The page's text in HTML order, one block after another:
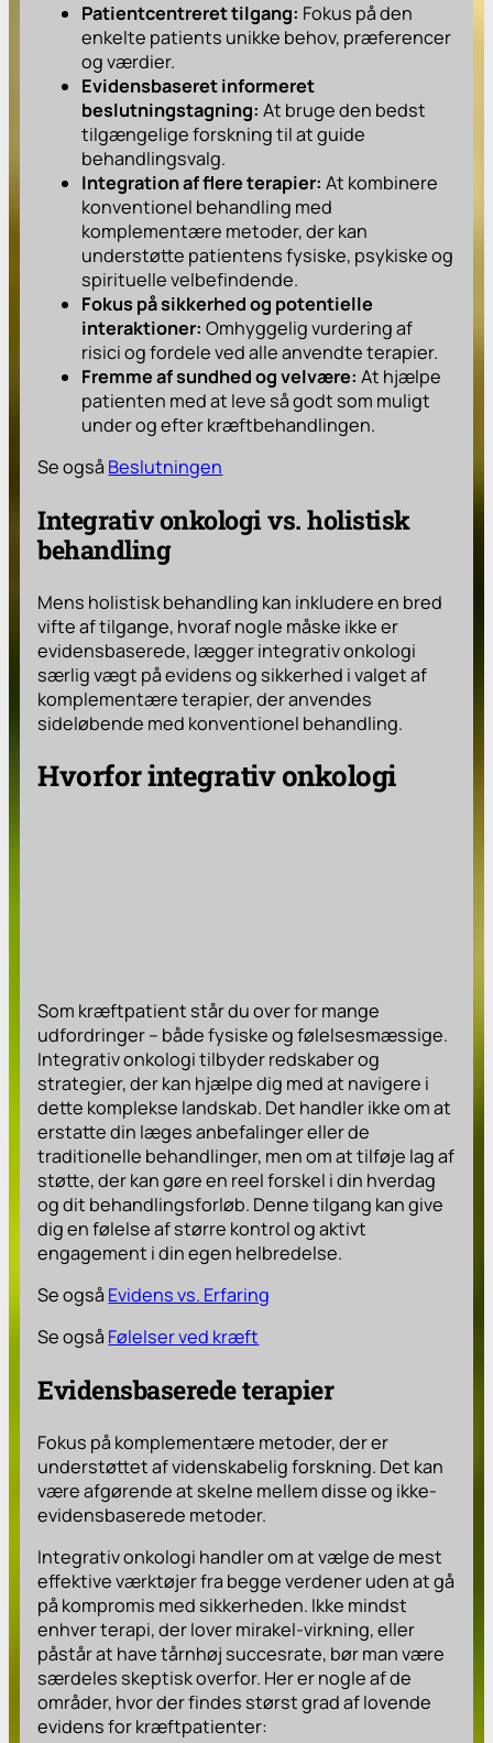
Patientcentreret tilgang: Fokus på den
enkelte patients unikke behov, præferencer
og værdier.
Evidensbaseret informeret
beslutningstagning: At bruge den bedst
tilgængelige forskning til at guide
behandlingsvalg.
Integration af flere terapier: At kombinere
konventionel behandling med
komplementære metoder, der kan
understøtte patientens fysiske, psykiske og
spirituelle velbefindende.
Fokus på sikkerhed og potentielle
interaktioner: Omhyggelig vurdering af
risici og fordele ved alle anvendte terapier.
Fremme af sundhed og velvære: At hjælpe
patienten med at leve så godt som muligt
under og efter kræftbehandlingen.
Se også Beslutningen
Integrativ onkologi vs. holistisk
behandling
Mens holistisk behandling kan inkludere en bred
vifte af tilgange, hvoraf nogle måske ikke er
evidensbaserede, lægger integrativ onkologi
særlig vægt på evidens og sikkerhed i valget af
komplementære terapier, der anvendes
sideløbende med konventionel behandling.
Hvorfor integrativ onkologi
Som kræftpatient står du over for mange
udfordringer – både fysiske og følelsesmæssige.
Integrativ onkologi tilbyder redskaber og
strategier, der kan hjælpe dig med at navigere i
dette komplekse landskab. Det handler ikke om at
erstatte din læges anbefalinger eller de
traditionelle behandlinger, men om at tilføje lag af
støtte, der kan gøre en reel forskel i din hverdag
og dit behandlingsforløb. Denne tilgang kan give
dig en følelse af større kontrol og aktivt
engagement i din egen helbredelse.
Se også Evidens vs. Erfaring
Se også Følelser ved kræft
Evidensbaserede terapier
Fokus på komplementære metoder, der er
understøttet af videnskabelig forskning. Det kan
være afgørende at skelne mellem disse og ikke-
evidensbaserede metoder.
Integrativ onkologi handler om at vælge de mest
effektive værktøjer fra begge verdener uden at gå
på kompromis med sikkerheden. Ikke mindst
enhver terapi, der lover mirakel-virkning, eller
påstår at have tårnhøj succesrate, bør man være
særdeles skeptisk overfor. Her er nogle af de
områder, hvor der findes størst grad af lovende
evidens for kræftpatienter: